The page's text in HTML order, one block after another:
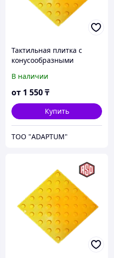
Тактильная плитка с
конусообразными
300*300*7 мм
В наличии
от 1 550₸
Купить
ТОО "ADAPTUM"